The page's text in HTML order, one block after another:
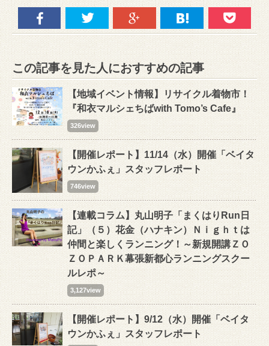
この記事を見た人におすすめの記事
【地域イベント情報】リサイクル着物市！
『和衣マルシェちばwith Tomo’s Cafe』
326view
【開催レポート】11/14（水）開催「ベイタ
ウンかふぇ」スタッフレポート
746view
【連載コラム】丸山明子「まくはりRun日
記」（５）花金（ハナキン）Ｎｉｇｈｔは
仲間と楽しくランニング！～新規開講ＺＯ
ＺＯＰＡＲＫ幕張新都心ランニングスクー
ルレポ～
3,127view
【開催レポート】9/12（水）開催「ベイタ
ウンかふぇ」スタッフレポート